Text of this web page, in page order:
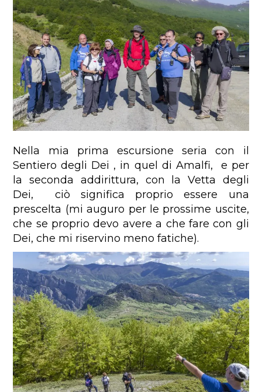
Nella mia prima escursione seria con il
Sentiero degli Dei , in quel di Amalfi, e per
la seconda addirittura, con la Vetta degli
Dei, ciò significa proprio essere una
prescelta (mi auguro per le prossime uscite,
che se proprio devo avere a che fare con gli
Dei, che mi riservino meno fatiche).